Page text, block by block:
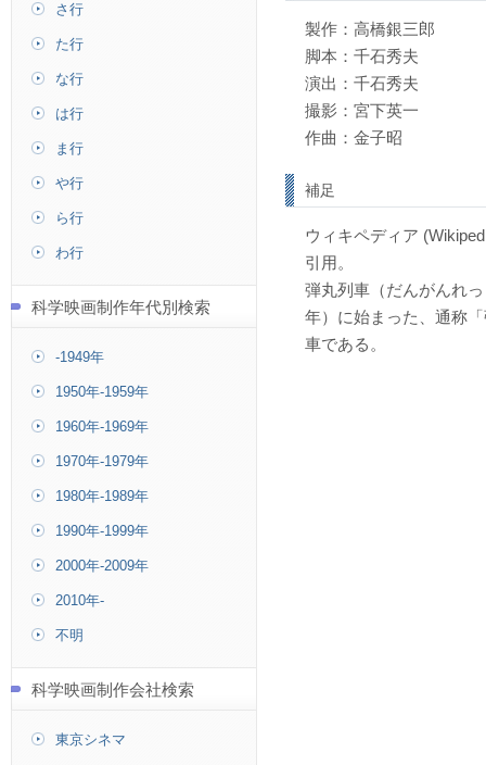
製作：高橋銀三郎
脚本：千石秀夫
演出：千石秀夫
撮影：宮下英一
作曲：金子昭
補足
ウィキペディア
引用。
弾丸列車（だんがんれ
年）に始まった、通称
車である。
さ行
た行
な行
は行
ま行
や行
ら行
わ行
科学映画制作年代別検索
-1949年
1950年-1959年
1960年-1969年
1970年-1979年
1980年-1989年
1990年-1999年
2000年-2009年
2010年-
不明
科学映画制作会社検索
東京シネマ